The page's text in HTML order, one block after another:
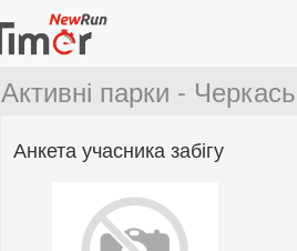
Активні парки -
Анкета учасника забігу